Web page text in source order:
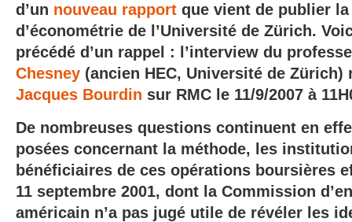
d’un nouveau rapport que vient de publier
d’économétrie de l’Université de Zürich.
précédé d’un rappel : l’interview du
Chesney (ancien HEC, Université de
Jacques Bourdin sur RMC le 11/9/2007 à
De nombreuses questions continuent en
posées concernant la méthode, les
bénéficiaires de ces opérations boursières
11 septembre 2001, dont la Commission
américain n’a pas jugé utile de révéler les